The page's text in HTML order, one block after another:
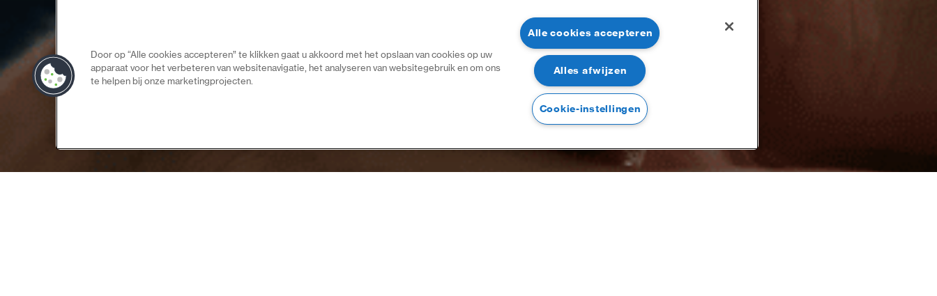
Door op “Alle cookies accepteren” te klikken gaat u akkoord met het opslaan van cookies op uw
apparaat voor het verbeteren van websitenavigatie, het analyseren van websitegebruik en om ons
te helpen bij onze marketingprojecten.
Alle cookies accepteren
Alles afwijzen
Cookie-instellingen